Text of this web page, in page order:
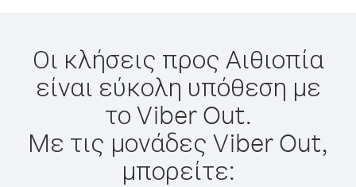
Οι κλήσεις προς Αιθιοπία
είναι εύκολη υπόθεση με
το Viber Out.
Με τις μονάδες Viber Out,
μπορείτε: